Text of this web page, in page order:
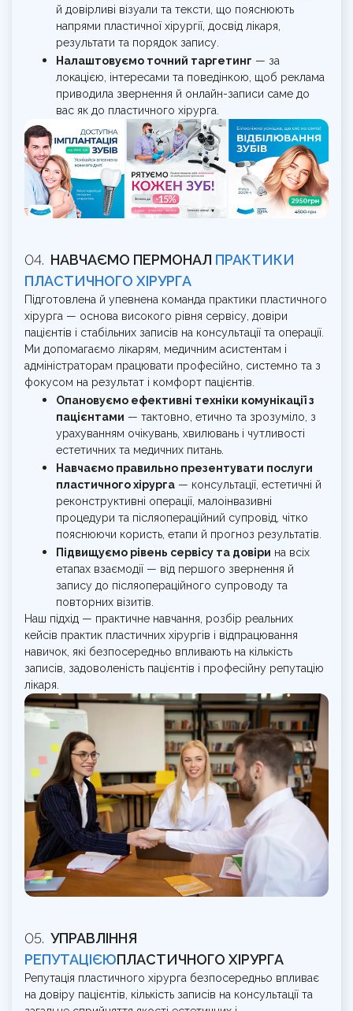
й довірливі візуали та тексти, що пояснюють
напрями пластичної хірургії, досвід лікаря,
результати та порядок запису.
Налаштовуємо точний таргетинг — за
локацією, інтересами та поведінкою, щоб реклама
приводила звернення й онлайн-записи саме до
вас як до пластичного хірурга.
НАВЧАЄМО ПЕРМОНАЛ ПРАКТИКИ
ПЛАСТИЧНОГО ХІРУРГА
Підготовлена й упевнена команда практики пластичного
хірурга — основа високого рівня сервісу, довіри
пацієнтів і стабільних записів на консультації та операції.
Ми допомагаємо лікарям, медичним асистентам і
адміністраторам працювати професійно, системно та з
фокусом на результат і комфорт пацієнтів.
Опановуємо ефективні техніки комунікації з
пацієнтами — тактовно, етично та зрозуміло, з
урахуванням очікувань, хвилювань і чутливості
естетичних та медичних питань.
Навчаємо правильно презентувати послуги
пластичного хірурга — консультації, естетичні й
реконструктивні операції, малоінвазивні
процедури та післяопераційний супровід, чітко
пояснюючи користь, етапи й прогноз результатів.
Підвищуємо рівень сервісу та довіри на всіх
етапах взаємодії — від першого звернення й
запису до післяопераційного супроводу та
повторних візитів.
Наш підхід — практичне навчання, розбір реальних
кейсів практик пластичних хірургів і відпрацювання
навичок, які безпосередньо впливають на кількість
записів, задоволеність пацієнтів і професійну репутацію
лікаря.
УПРАВЛІННЯ
РЕПУТАЦІЄЮПЛАСТИЧНОГО ХІРУРГА
Репутація пластичного хірурга безпосередньо впливає
на довіру пацієнтів, кількість записів на консультації та